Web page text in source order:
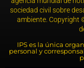
sociedad civil sobre
ambiente. Copyright
IPS es la única
personal y